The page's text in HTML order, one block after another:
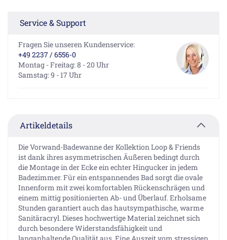
Service & Support
Fragen Sie unseren Kundenservice:
+49 2237 / 6556-0
Montag - Freitag: 8 - 20 Uhr
Samstag: 9 - 17 Uhr
Artikeldetails
Die Vorwand-Badewanne der Kollektion Loop & Friends
ist dank ihres asymmetrischen Äußeren bedingt durch
die Montage in der Ecke ein echter Hingucker in jedem
Badezimmer. Für ein entspannendes Bad sorgt die ovale
Innenform mit zwei komfortablen Rückenschrägen und
einem mittig positionierten Ab- und Überlauf. Erholsame
Stunden garantiert auch das hautsympathische, warme
Sanitäracryl. Dieses hochwertige Material zeichnet sich
durch besondere Widerstandsfähigkeit und